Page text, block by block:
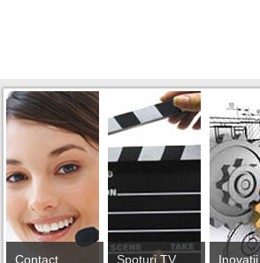
Contact Spoturi TV Inovații